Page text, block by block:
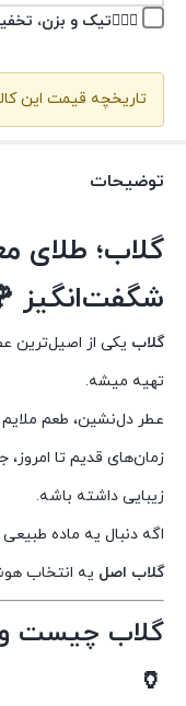
👉🏽✅تیک و بزن،
تاریخچه قیمت این
توضیحات
گلاب؛ طلای
شگفت‌انگیز
گلاب یکی از اصیل‌ترین
تهیه میشه.
عطر دل‌نشین، طعم
زمان‌های قدیم تا
زیبایی داشته باشه.
اگه دنبال یه ماده
گلاب اصل یه انتخاب
گلاب چیست
🏺